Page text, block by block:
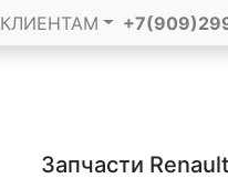
КЛИЕНТАМ
Запчасти